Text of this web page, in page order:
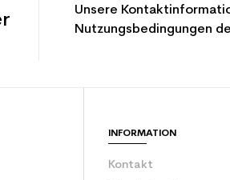
Unsere
Nutzungsbedingungen
INFORMATION
Kontakt